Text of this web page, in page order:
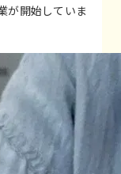
が開始していま